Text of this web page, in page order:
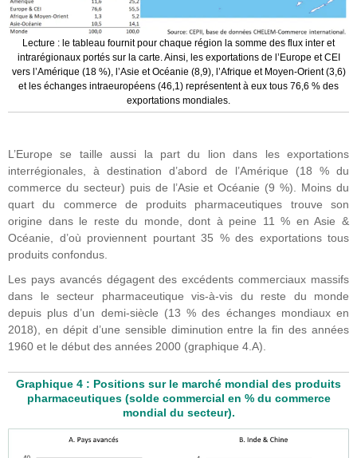
Lecture : le tableau fournit pour chaque région la somme des flux inter et
intrarégionaux portés sur la carte. Ainsi, les exportations de l’Europe et CEI
vers l’Amérique (18 %), l’Asie et Océanie (8,9), l’Afrique et Moyen-Orient (3,6)
et les échanges intraeuropéens (46,1) représentent à eux tous 76,6 % des
exportations mondiales.
L’Europe se taille aussi la part du lion dans les exportations
interrégionales, à destination d’abord de l’Amérique (18 % du
commerce du secteur) puis de l’Asie et Océanie (9 %). Moins du
quart du commerce de produits pharmaceutiques trouve son
origine dans le reste du monde, dont à peine 11 % en Asie &
Océanie, d’où proviennent pourtant 35 % des exportations tous
produits confondus.
Les pays avancés dégagent des excédents commerciaux massifs
dans le secteur pharmaceutique vis-à-vis du reste du monde
depuis plus d’un demi-siècle (13 % des échanges mondiaux en
2018), en dépit d’une sensible diminution entre la fin des années
1960 et le début des années 2000 (graphique 4.A).
Graphique 4 : Positions sur le marché mondial des produits
pharmaceutiques (solde commercial en % du commerce
mondial du secteur).